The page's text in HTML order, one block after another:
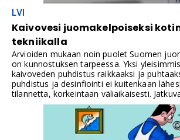
LVI
Kaivovesi juomakelpoiseksi
tekniikalla
Arvioiden mukaan noin puolet Suomen
on kunnostuksen tarpeessa. Yksi
kaivoveden puhdistus raikkaaksi ja
puhdistus ja desinfiointi ei kuitenkaan
tilannetta, korkeintaan väliaikaisesti.
puhdistus, kunnostus ja desinfiointi ei ole
Kaivovesi, kuten muutkin raakaveden
haasteensa, jotka on syytä ottaa
vedenpuhdistuslaitteiston hankintaa.